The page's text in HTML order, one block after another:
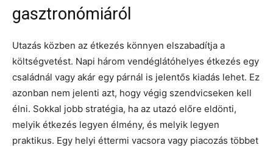
gasztronómiáról
Utazás közben az étkezés könnyen elszabadítja a
költségvetést. Napi három vendéglátóhelyes étkezés egy
családnál vagy akár egy párnál is jelentős kiadás lehet. Ez
azonban nem jelenti azt, hogy végig szendvicseken kell
élni. Sokkal jobb stratégia, ha az utazó előre eldönti,
melyik étkezés legyen élmény, és melyik legyen
praktikus. Egy helyi éttermi vacsora vagy piacozás többet